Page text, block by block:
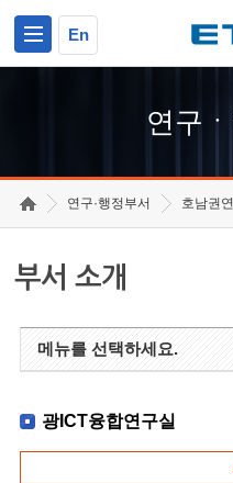
En
연구
연구·행정부서 호남권
부서 소개
메뉴를 선택하세요.
광ICT융합연구실